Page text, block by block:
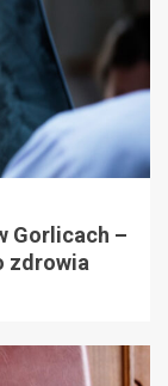
Gorlicach –
zdrowia